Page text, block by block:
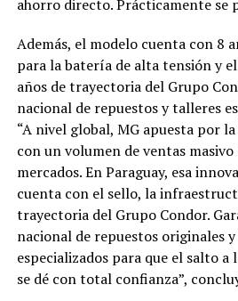
ahorro directo. Prácticamente se
Además, el modelo cuenta con 8
para la batería de alta tensión y
años de trayectoria del Grupo
nacional de repuestos y talleres
“A nivel global, MG apuesta por
con un volumen de ventas masivo
mercados. En Paraguay, esa
cuenta con el sello, la
trayectoria del Grupo Condor.
nacional de repuestos originales
especializados para que el salto
se dé con total confianza”,